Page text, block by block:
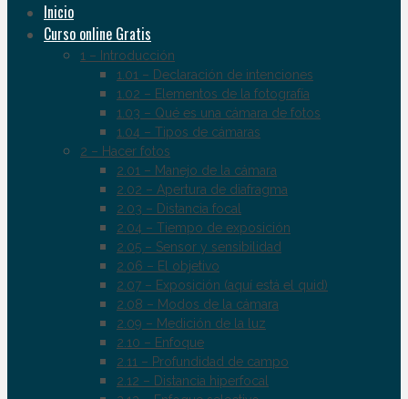
Inicio
Curso online Gratis
1 – Introducción
1.01 – Declaración de intenciones
1.02 – Elementos de la fotografía
1.03 – Qué es una cámara de fotos
1.04 – Tipos de cámaras
2 – Hacer fotos
2.01 – Manejo de la cámara
2.02 – Apertura de diafragma
2.03 – Distancia focal
2.04 – Tiempo de exposición
2.05 – Sensor y sensibilidad
2.06 – El objetivo
2.07 – Exposición (aquí está el quid)
2.08 – Modos de la cámara
2.09 – Medición de la luz
2.10 – Enfoque
2.11 – Profundidad de campo
2.12 – Distancia hiperfocal